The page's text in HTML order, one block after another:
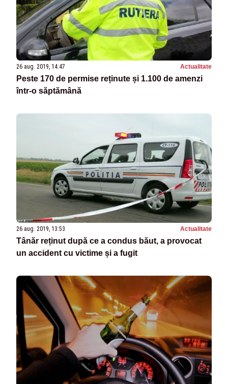
26 aug. 2019, 14:47 Actualitate
Peste 170 de permise reținute și 1.100 de amenzi
într-o săptămână
26 aug. 2019, 13:53 Actualitate
Tânăr reținut după ce a condus băut, a provocat
un accident cu victime și a fugit